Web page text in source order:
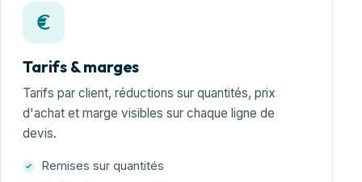
Tarifs & marges
Tarifs par client, réductions sur quantités, prix
d'achat et marge visibles sur chaque ligne de
devis.
Remises sur quantités